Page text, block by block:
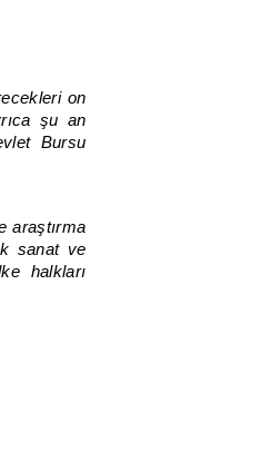
on
şu an
Bursu
araştırma
sanat ve
halkları